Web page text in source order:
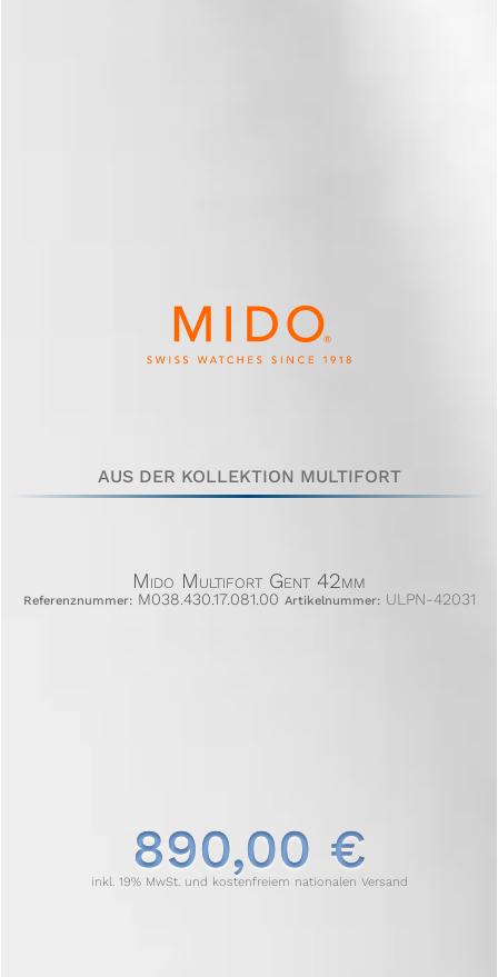
AUS DER KOLLEKTION MULTIFORT
Mido Multifort Gent 42mm
Referenznummer: M038.430.17.081.00 Artikelnummer:ULPN-42031
890,00 €
inkl. 19% MwSt. und kostenfreiem nationalen Versand